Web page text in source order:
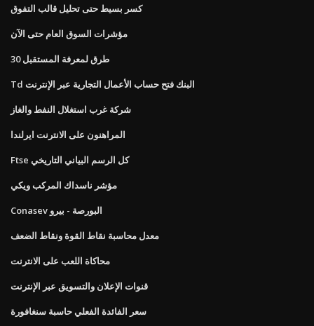
كسر بسيط حتى تحليل قالب التفوق
مؤشرات السوق العام حتى الآن
30 طرق لمعرفة المستقبل
Td البنك فتح حساب الأعمال التجارية عبر الإنترنت
شركة غرب استغلال النفط والغاز
المراهنون على الانترنت ايرلندا
Ftse كل الرسم البياني التاريخي
مؤشر ناسداك المركب ويكي
Conasev البورصة - بيرو
معدل محاسبة نقاط القوة ونقاط الضعف
محاكاة اللعب على الانترنت
قنوات الإعلان والتسويق عبر الإنترنت
سعر الفائدة الفعلي حاسبة سنغافورة